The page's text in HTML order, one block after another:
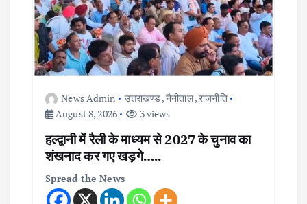
News Admin उत्तराखण्ड,नैनीताल,राजनीति
August 8, 2026
3 views
हल्द्वानी में रैली के माध्यम से 2027 के चुनाव का
शंखनाद कर गए खड़गे…..
Spread the News